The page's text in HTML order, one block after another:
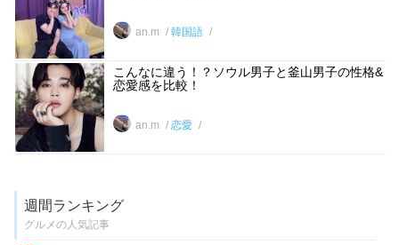
an.m 韓国語
こんなに違う！？ソウル男子と釜山男子の性格&
恋愛感を比較！
an.m 恋愛
週間ランキング
グルメの人気記事